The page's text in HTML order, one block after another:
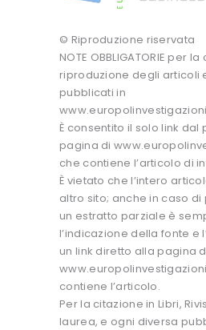
© Riproduzione riservata
NOTE OBBLIGATORIE per
riproduzione degli articoli
pubblicati in
È consentito il solo link
pagina di
che contiene l’articolo di
È vietato che l’intero
altro sito; anche in caso
un estratto parziale è
l’indicazione della fonte e
un link diretto alla pagina
contiene l’articolo.
Per la citazione in Libri,
laurea, e ogni diversa